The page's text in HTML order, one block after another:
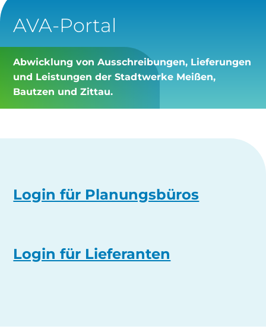
Betroffen:
Onlineservice
eingeschränkt verfügbar
https://www.stadtwerke-
AVA-Portal
Abwicklung von Ausschreibungen, Lieferungen
und Leistungen der Stadtwerke Meißen,
Bautzen und Zittau.
Login für Planungsbüros
Login für Lieferanten